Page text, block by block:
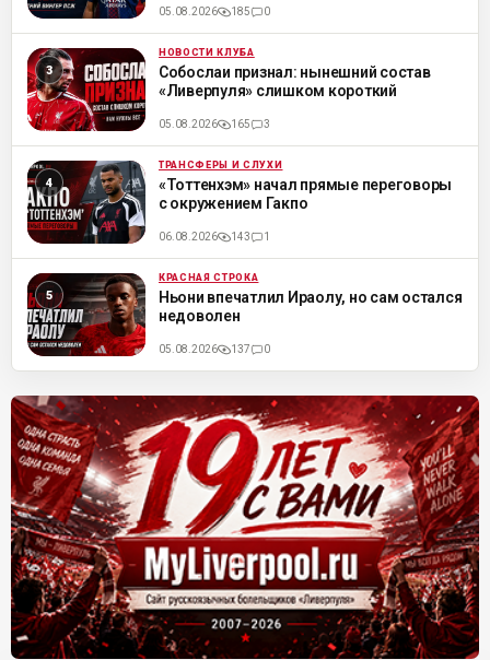
05.08.2026 185 0
ML НОВОСТИ КЛУБА
Собослаи признал: нынешний состав
«Ливерпуля» слишком короткий
05.08.2026 165 3
ML ТРАНСФЕРЫ И СЛУХИ
«Тоттенхэм» начал прямые переговоры
с окружением Гакпо
06.08.2026 143 1
ML КРАСНАЯ СТРОКА
Ньони впечатлил Ираолу, но сам остался
недоволен
05.08.2026 137 0